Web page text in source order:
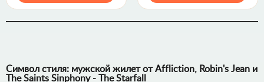
Символ стиля: мужской жилет от Affliction, Robin's Jean и
The Saints Sinphony - The Starfall